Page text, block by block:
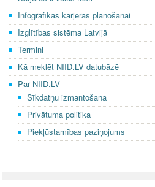
o
o
k
m
Infografikas karjeras plānošanai
Izglītības sistēma Latvijā
Termini
Kā meklēt NIID.LV datubāzē
Par NIID.LV
Sīkdatņu izmantošana
Privātuma politika
Piekļūstamības paziņojums